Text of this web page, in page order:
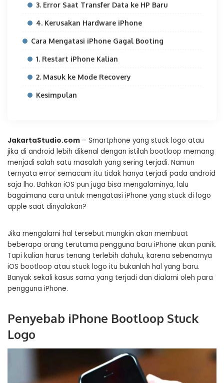
3. Error Saat Transfer Data ke HP Baru
4. Kerusakan Hardware iPhone
Cara Mengatasi iPhone Gagal Booting
1. Restart iPhone Kalian
2. Masuk ke Mode Recovery
Kesimpulan
JakartaStudio.com – Smartphone yang stuck logo atau
jika di android lebih dikenal dengan istilah bootloop memang
menjadi salah satu masalah yang sering terjadi. Namun
ternyata error semacam itu tidak hanya terjadi pada android
saja lho. Bahkan iOS pun juga bisa mengalaminya, lalu
bagaimana cara untuk mengatasi iPhone yang stuck di logo
apple saat dinyalakan?
Jika mengalami hal tersebut mungkin akan membuat
beberapa orang terutama pengguna baru iPhone akan panik.
Tapi kalian harus tenang terlebih dahulu, karena sebenarnya
iOS bootloop atau stuck logo itu bukanlah hal yang baru.
Banyak sekali kasus sama yang terjadi dan dialami oleh para
pengguna iPhone.
Penyebab iPhone Bootloop Stuck
Logo